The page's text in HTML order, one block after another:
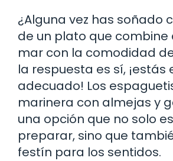
¿Alguna vez has soñado
de un plato que combine
mar con la comodidad
la respuesta es sí, ¡estás
adecuado! Los
marinera con almejas y
una opción que no solo
preparar, sino que
festín para los sentidos.